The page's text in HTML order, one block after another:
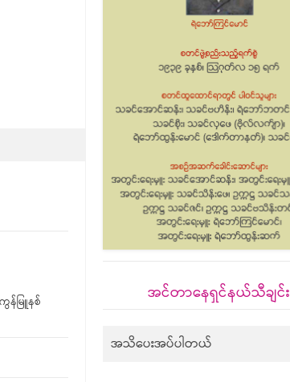
န်မြူနစ်
အင်တာနေရှင်နယ်သီချင်း
အသိပေးအပ်ပါတယ်